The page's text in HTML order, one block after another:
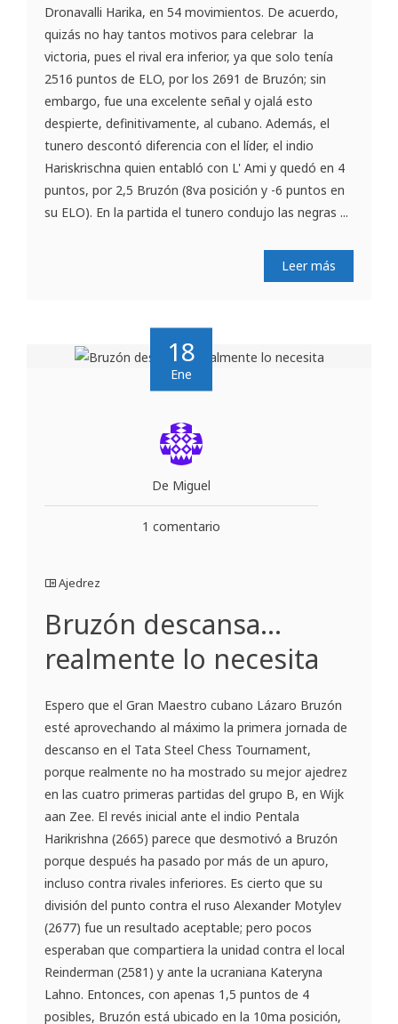
Dronavalli Harika, en 54 movimientos. De acuerdo,
quizás no hay tantos motivos para celebrar la
victoria, pues el rival era inferior, ya que solo tenía
2516 puntos de ELO, por los 2691 de Bruzón; sin
embargo, fue una excelente señal y ojalá esto
despierte, definitivamente, al cubano. Además, el
tunero descontó diferencia con el líder, el indio
Hariskrischna quien entabló con L' Ami y quedó en 4
puntos, por 2,5 Bruzón (8va posición y -6 puntos en
su ELO). En la partida el tunero condujo las negras ...
Leer más
18
Ene
De Miguel
1 comentario
Ajedrez
Bruzón descansa…
realmente lo necesita
Espero que el Gran Maestro cubano Lázaro Bruzón
esté aprovechando al máximo la primera jornada de
descanso en el Tata Steel Chess Tournament,
porque realmente no ha mostrado su mejor ajedrez
en las cuatro primeras partidas del grupo B, en Wijk
aan Zee. El revés inicial ante el indio Pentala
Harikrishna (2665) parece que desmotivó a Bruzón
porque después ha pasado por más de un apuro,
incluso contra rivales inferiores. Es cierto que su
división del punto contra el ruso Alexander Motylev
(2677) fue un resultado aceptable; pero pocos
esperaban que compartiera la unidad contra el local
Reinderman (2581) y ante la ucraniana Kateryna
Lahno. Entonces, con apenas 1,5 puntos de 4
posibles, Bruzón está ubicado en la 10ma posición,